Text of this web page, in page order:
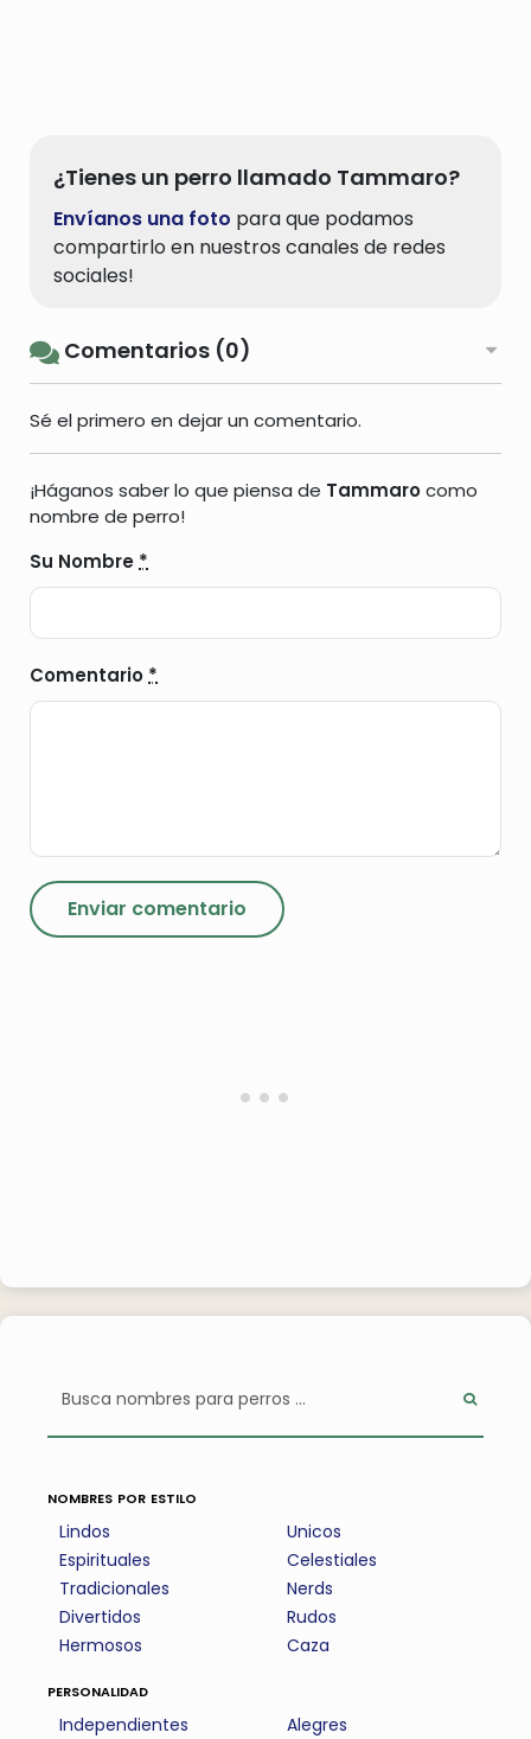
¿Tienes un perro llamado Tammaro?
Envíanos una foto para que podamos
compartirlo en nuestros canales de redes
sociales!
Comentarios (0)
Sé el primero en dejar un comentario.
¡Háganos saber lo que piensa de Tammarocomo
nombre de perro!
Su Nombre *
Comentario *
nombres por estilo
Lindos
Espirituales
Tradicionales
Divertidos
Hermosos
Unicos
Celestiales
Nerds
Rudos
Caza
personalidad
Independientes
Alegres